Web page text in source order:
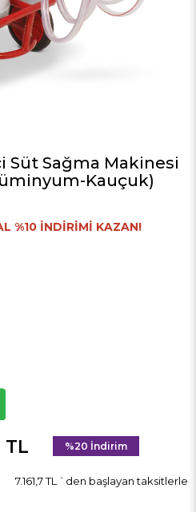
Süt Sağma Makinesi
Kauçuk)
%10 İNDİRİMİ KAZAN!
TL %20 İndirim
7.161,7 TL `den başlayan taksitlerle